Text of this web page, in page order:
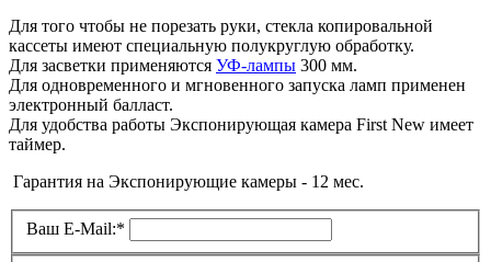
Для того чтобы не порезать руки, стекла копировальной
кассеты имеют специальную полукруглую обработку.
Для засветки применяются УФ-лампы 300 мм.
Для одновременного и мгновенного запуска ламп применен
электронный балласт.
Для удобства работы Экспонирующая камера First New имеет
таймер.
Гарантия на Экспонирующие камеры - 12 мес.
Ваш E-Mail:*